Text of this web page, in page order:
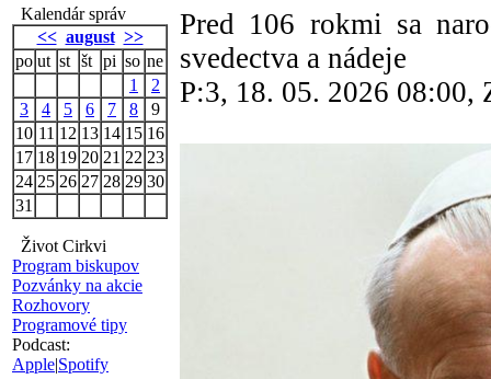
Kalendár správ
<< august >>
po ut st št pi so ne
1
2
3
4 5 6 7 8
9
10 11 12 13 14 15 16
17 18 19 20 21 22 23
24 25 26 27 28 29 30
31
Život Cirkvi
Program biskupov
Pozvánky na akcie
Rozhovory
Programové tipy
Podcast:
Apple|Spotify
Pred 106 rokmi sa
svedectva a nádeje
P:3, 18. 05. 2026 08:00,